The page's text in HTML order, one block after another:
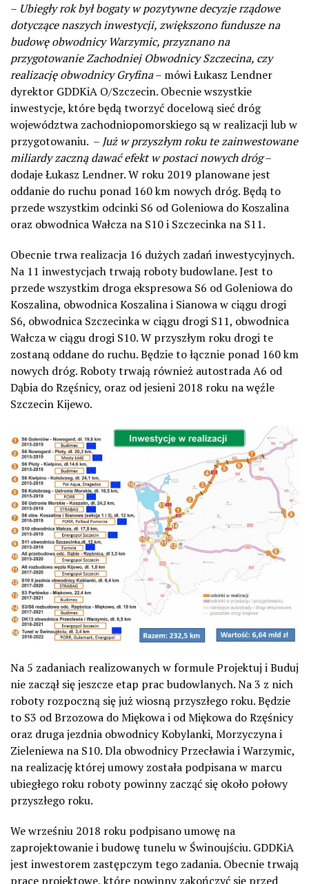
– Ubiegły rok był bogaty w pozytywne decyzje rządowe
dotyczące naszych inwestycji, zwiększono fundusze na
budowę obwodnicy Warzymic, przyznano na
przygotowanie Zachodniej Obwodnicy Szczecina, czy
realizację obwodnicy Gryfina– mówi Łukasz Lendner
dyrektor GDDKiA O/Szczecin. Obecnie wszystkie
inwestycje, które będą tworzyć docelową sieć dróg
województwa zachodniopomorskiego są w realizacji lub w
przygotowaniu. – Już w przyszłym roku te zainwestowane
miliardy zaczną dawać efekt w postaci nowych dróg–
dodaje Łukasz Lendner. W roku 2019 planowane jest
oddanie do ruchu ponad 160 km nowych dróg. Będą to
przede wszystkim odcinki S6 od Goleniowa do Koszalina
oraz obwodnica Wałcza na S10 i Szczecinka na S11.
Obecnie trwa realizacja 16 dużych zadań inwestycyjnych.
Na 11 inwestycjach trwają roboty budowlane. Jest to
przede wszystkim droga ekspresowa S6 od Goleniowa do
Koszalina, obwodnica Koszalina i Sianowa w ciągu drogi
S6, obwodnica Szczecinka w ciągu drogi S11, obwodnica
Wałcza w ciągu drogi S10. W przyszłym roku drogi te
zostaną oddane do ruchu. Będzie to łącznie ponad 160 km
nowych dróg. Roboty trwają również autostrada A6 od
Dąbia do Rzęśnicy, oraz od jesieni 2018 roku na węźle
Szczecin Kijewo.
Na 5 zadaniach realizowanych w formule Projektuj i Buduj
nie zaczął się jeszcze etap prac budowlanych. Na 3 z nich
roboty rozpoczną się już wiosną przyszłego roku. Będzie
to S3 od Brzozowa do Miękowa i od Miękowa do Rzęśnicy
oraz druga jezdnia obwodnicy Kobylanki, Morzyczyna i
Zieleniewa na S10. Dla obwodnicy Przecławia i Warzymic,
na realizację której umowy została podpisana w marcu
ubiegłego roku roboty powinny zacząć się około połowy
przyszłego roku.
We wrześniu 2018 roku podpisano umowę na
zaprojektowanie i budowę tunelu w Świnoujściu. GDDKiA
jest inwestorem zastępczym tego zadania. Obecnie trwają
prace projektowe, które powinny zakończyć się przed